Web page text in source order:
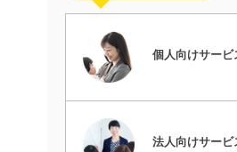
個人向けサービ
法人向けサービ